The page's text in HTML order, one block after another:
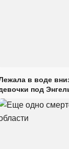
в воде
под